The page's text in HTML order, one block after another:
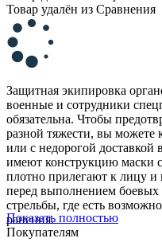
Товар удалён из Сравнения
Защитная экипировка
военные и сотрудники
обязательна. Чтобы
разной тяжести, вы можете
или с недорогой
имеют конструкцию маски
плотно прилегают к лицу и
перед выполнением
стрельбы, где есть
ранения.
Показать полностью
Покупателям